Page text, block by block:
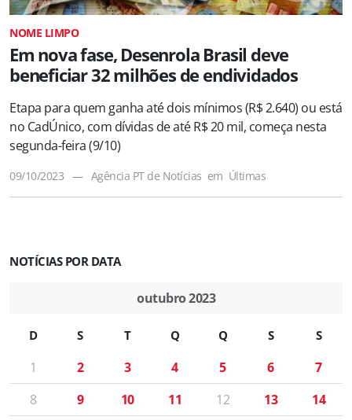
NOME LIMPO
Em nova fase, Desenrola Brasil deve
beneficiar 32 milhões de endividados
Etapa para quem ganha até dois mínimos (R$ 2.640) ou está
no CadÚnico, com dívidas de até R$ 20 mil, começa nesta
segunda-feira (9/10)
09/10/2023 — Agência PT de Notícias em Últimas
NOTÍCIAS POR DATA
outubro 2023
D S T Q Q S S
1 2 3 4 5 6
7
8
9 10 11 12 13
14